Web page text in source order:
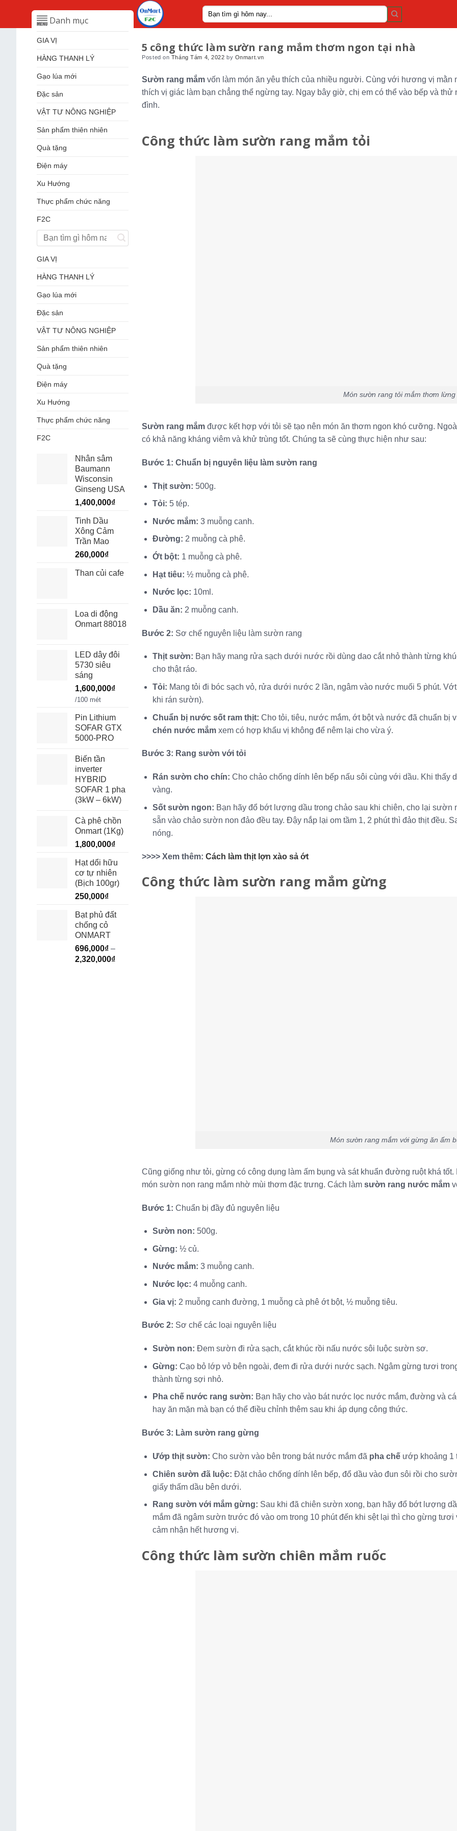
Tìm
kiếm:
Danh mục
GIA VỊ
HÀNG THANH LÝ
Gạo lúa mới
Đặc sản
VẬT TƯ NÔNG NGHIỆP
Sản phẩm thiên nhiên
Quà tặng
Điện máy
Xu Hướng
Thực phẩm chức năng
F2C
GIA VỊ
HÀNG THANH LÝ
Gạo lúa mới
Đặc sản
VẬT TƯ NÔNG NGHIỆP
Sản phẩm thiên nhiên
Quà tặng
Điện máy
Xu Hướng
Thực phẩm chức năng
F2C
Nhân sâm
Baumann
Wisconsin
Ginseng USA
1,400,000₫
Tinh Dầu
Xông Cảm
Trần Mao
260,000₫
Than củi cafe
Loa di động
Onmart 88018
LED dây đôi
5730 siêu
sáng
1,600,000₫
/100 mét
Pin Lithium
SOFAR GTX
5000-PRO
Biến tần
inverter
HYBRID
SOFAR 1 pha
(3kW – 6kW)
Cà phê chồn
Onmart (1Kg)
1,800,000₫
Hạt dổi hữu
cơ tự nhiên
(Bịch 100gr)
250,000₫
Bạt phủ đất
chống cỏ
ONMART
696,000₫ –
2,320,000₫
5 công thức làm sườn rang mắm thơm ngon tại nhà
Posted on Tháng Tám 4, 2022 by Onmart.vn
Sườn rang mắmvốn làm món ăn yêu thích của nhiều người. Cùng với hương vị mằn
thích vị giác làm bạn chẳng thể ngừng tay. Ngay bây giờ, chị em có thể vào bếp và
đình.
Công thức làm sườn rang mắm tỏi
Món sườn rang tỏi mắm thơm lừng
Sườn rang mắm được kết hợp với tỏi sẽ tạo nên món ăn thơm ngon khó cưỡng.
có khả năng kháng viêm và khử trùng tốt. Chúng ta sẽ cùng thực hiện như sau:
Bước 1: Chuẩn bị nguyên liệu làm sườn rang
Thịt sườn: 500g.
Tỏi: 5 tép.
Nước mắm:3 muỗng canh.
Đường: 2 muỗng cà phê.
Ớt bột: 1 muỗng cà phê.
Hạt tiêu: ½ muỗng cà phê.
Nước lọc: 10ml.
Dầu ăn: 2 muỗng canh.
Bước 2: Sơ chế nguyên liệu làm sườn rang
Thịt sườn: Bạn hãy mang rửa sạch dưới nước rồi dùng dao cắt nhỏ thành từng
cho thật ráo.
Tỏi: Mang tỏi đi bóc sạch vỏ, rửa dưới nước 2 lần, ngâm vào nước muối 5 phút.
khi rán sườn).
Chuẩn bị nước sốt ram thịt:Cho tỏi, tiêu, nước mắm, ớt bột và nước đã chuẩn bị
chén nước mắmxem có hợp khẩu vị không để nêm lại cho vừa ý.
Bước 3: Rang sườn với tỏi
Rán sườn cho chín: Cho chảo chống dính lên bếp nấu sôi cùng với dầu. Khi thấy
vàng.
Sốt sườn ngon: Bạn hãy đổ bớt lượng dầu trong chảo sau khi chiên, cho lại
sẵn vào chảo sườn non đảo đều tay. Đậy nắp lại om tầm 1, 2 phút thì đảo thịt đều.
nóng.
>>>> Xem thêm:Cách làm thịt lợn xào sả ớt
Công thức làm sườn rang mắm gừng
Món sườn rang mắm với gừng ăn ấm
Cũng giống như tỏi, gừng có công dụng làm ấm bụng và sát khuẩn đường ruột khá
món sườn non rang mắm nhờ mùi thơm đặc trưng. Cách làmsườn rang nước mắm
Bước 1:Chuẩn bị đầy đủ nguyên liệu
Sườn non: 500g.
Gừng: ½ củ.
Nước mắm: 3 muỗng canh.
Nước lọc: 4 muỗng canh.
Gia vị: 2 muỗng canh đường, 1 muỗng cà phê ớt bột, ½ muỗng tiêu.
Bước 2: Sơ chế các loại nguyên liệu
Sườn non: Đem sườn đi rửa sạch, cắt khúc rồi nấu nước sôi luộc sườn sơ.
Gừng:Cạo bỏ lớp vỏ bên ngoài, đem đi rửa dưới nước sạch. Ngâm gừng tươi
thành từng sợi nhỏ.
Pha chế nước rang sườn: Bạn hãy cho vào bát nước lọc nước mắm, đường và
hay ăn mặn mà bạn có thể điều chỉnh thêm sau khi áp dụng công thức.
Bước 3: Làm sườn rang gừng
Ướp thịt sườn:Cho sườn vào bên trong bát nước mắm đã pha chế ướp khoảng 1
Chiên sườn đã luộc:Đặt chảo chống dính lên bếp, đổ dầu vào đun sôi rồi cho
giấy thấm dầu bên dưới.
Rang sườn với mắm gừng: Sau khi đã chiên sườn xong, bạn hãy đổ bớt lượng
mắm đã ngâm sườn trước đó vào om trong 10 phút đến khi sệt lại thì cho gừng
cảm nhận hết hương vị.
Công thức làm sườn chiên mắm ruốc